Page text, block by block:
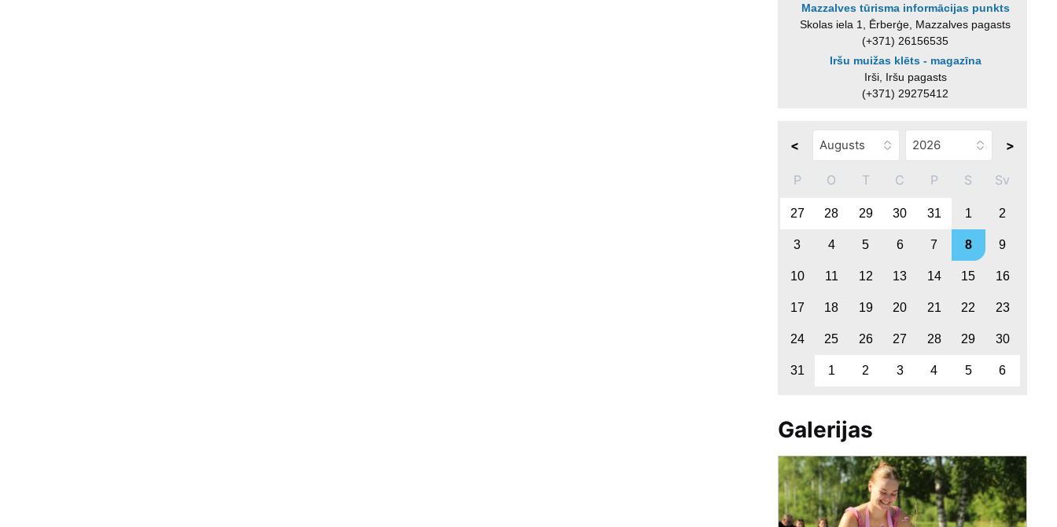
Mazzalves tūrisma informācijas punkts
Skolas iela 1, Ērberģe, Mazzalves pagasts
(+371) 26156535
Iršu muižas klēts - magazīna
Irši, Iršu pagasts
(+371) 29275412
< >
P O T C P S Sv
27 28 29 30 31 1 2
3 4 5 6 7 8 9
10 11 12 13 14 15 16
17 18 19 20 21 22 23
24 25 26 27 28 29 30
31 1 2 3 4 5 6
Galerijas